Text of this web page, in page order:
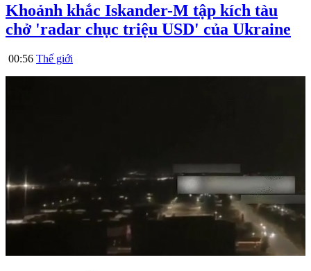
Khoảnh khắc Iskander-M tập kích tàu
chở 'radar chục triệu USD' của Ukraine
00:56 Thế giới